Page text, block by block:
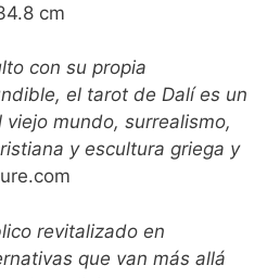
cm
con su propia
el tarot de Dalí es un
mundo, surrealismo,
y escultura griega y
revitalizado en
que van más allá